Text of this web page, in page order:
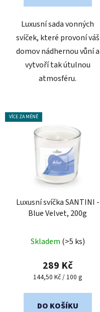
Luxusní sada vonných
svíček, které provoní váš
domov nádhernou vůní a
vytvoří tak útulnou
atmosféru.
VÍCE ZA MÉNĚ
Luxusní svíčka SANTINI -
Blue Velvet, 200g
Skladem (>5 ks)
289 Kč
Měrná
144,50 Kč / 100 g
DO KOŠÍKU